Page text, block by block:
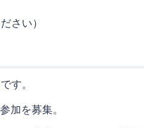
さい）
す。
加を募集。